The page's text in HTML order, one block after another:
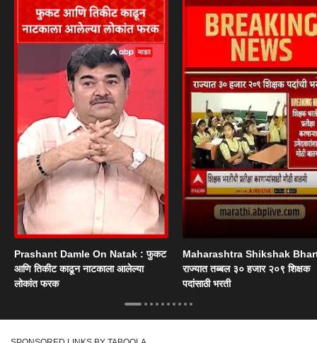
Prashant Damle On Natak : फुकट
आणि तिकीट काढून नाटकाला आलेल्या
लोकांत फरक
Maharashtra Shikshak
राज्यात तब्बल ३० हजार २०९ शिक्षक
पदांसाठी भरती